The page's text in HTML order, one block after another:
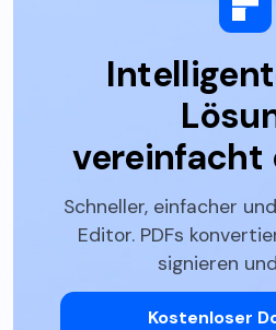
vereinfacht
Schneller, einfacher
Editor. PDFs
signieren
Kostenloser